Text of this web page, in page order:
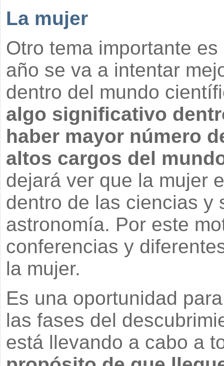
La mujer
Otro tema importante
año se va a intentar
dentro del mundo
algo significativo
haber mayor número
altos cargos del
dejará ver que la mujer
dentro de las ciencias y
astronomía. Por este
conferencias y
la mujer.
Es una oportunidad
las fases del
está llevando a cabo a